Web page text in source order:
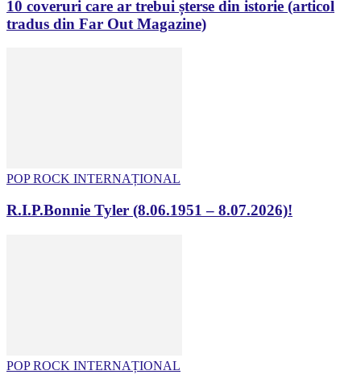
10 coveruri care ar trebui șterse din istorie (articol
tradus din Far Out Magazine)
POP ROCK INTERNAȚIONAL
R.I.P.Bonnie Tyler (8.06.1951 – 8.07.2026)!
POP ROCK INTERNAȚIONAL